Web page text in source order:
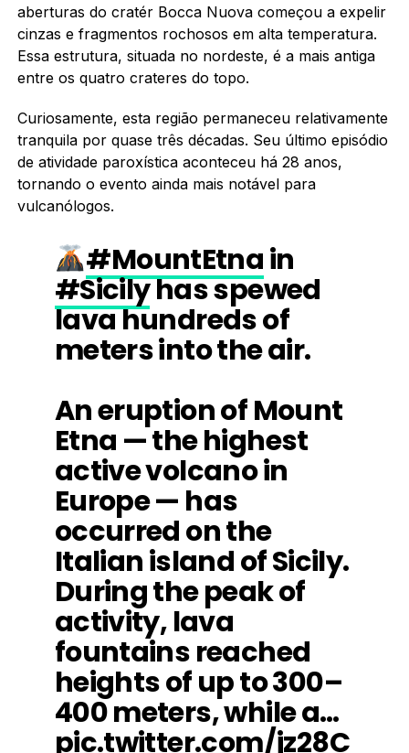
aberturas do cratér Bocca Nuova começou a expelir
cinzas e fragmentos rochosos em alta temperatura.
Essa estrutura, situada no nordeste, é a mais antiga
entre os quatro crateres do topo.
Curiosamente, esta região permaneceu relativamente
tranquila por quase três décadas. Seu último episódio
de atividade paroxística aconteceu há 28 anos,
tornando o evento ainda mais notável para
vulcanólogos.
#MountEtnain
#Sicilyhas spewed
lava hundreds of
meters into the air.
An eruption of Mount
Etna — the highest
active volcano in
Europe — has
occurred on the
Italian island of Sicily.
During the peak of
activity, lava
fountains reached
heights of up to 300–
400 meters, while a…
pic.twitter.com/jz28C